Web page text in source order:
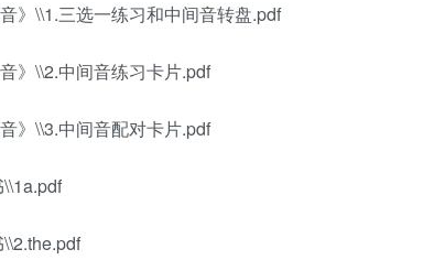
》\\1.三选一练习和中间音转盘.pdf
》\\2.中间音练习卡片.pdf
》\\3.中间音配对卡片.pdf